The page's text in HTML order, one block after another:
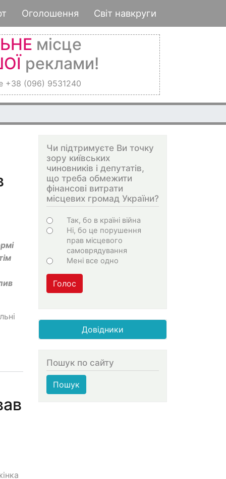
Оголошення Світ навкруги
місце
реклами!
+38 (096) 9531240
Чи підтримуєте Ви точку
зору київських
чиновників і депутатів,
що треба обмежити
фінансові витрати
місцевих громад України?
Варіанти
Так, бо в країні війна
Ні, бо це порушення
прав місцевого
самоврядування
Мені все одно
Голос
Довідники
Пошук по сайту
Пошук